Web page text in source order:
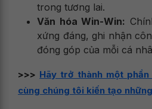
trong tương lai.
Văn hóa Win-Win:
xứng đáng, ghi nhận
đóng góp của mỗi cá
>>> Hãy trở thành một phần
cùng chúng tôi kiến tạo